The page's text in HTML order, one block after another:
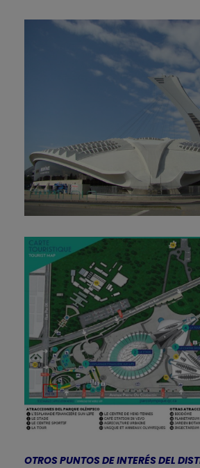
OTROS PUNTOS DE INTERÉS DEL